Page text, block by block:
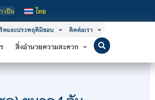
บันอุดมศึกษาในกำกับของรัฐ เปิดหลักสูตรการเรียนการ
ไทย
ตและประพฤติมิชอบ ติดต่อเรา
สิ่งอำนวยความสะดวก